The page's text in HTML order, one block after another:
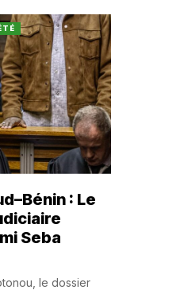
: Le
Seba
le dossier